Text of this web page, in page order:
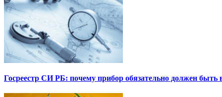
Госреестр СИ РБ: почему прибор обязательно должен быть